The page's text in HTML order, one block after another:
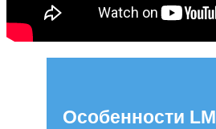
Особенности